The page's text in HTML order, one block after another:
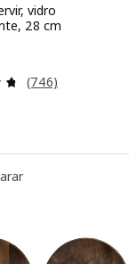
Total de
vidro
28 cm
2,99€
Avaliação: 4.7
(746)